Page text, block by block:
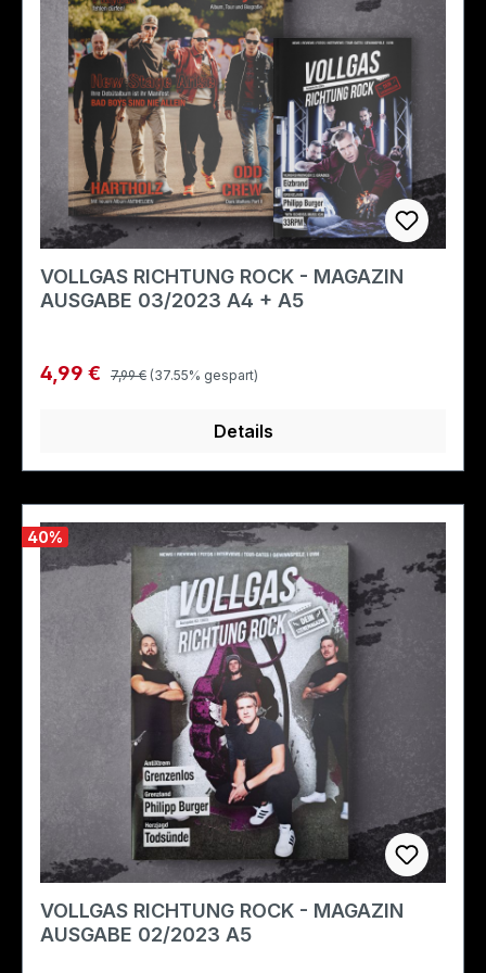
VOLLGAS RICHTUNG ROCK - MAGAZIN
AUSGABE 03/2023 A4 + A5
Verkaufspreis:
4,99 € Regulärer Preis:
7,99 € (37.55% gespart)
Details
40%
VOLLGAS RICHTUNG ROCK - MAGAZIN
AUSGABE 02/2023 A5